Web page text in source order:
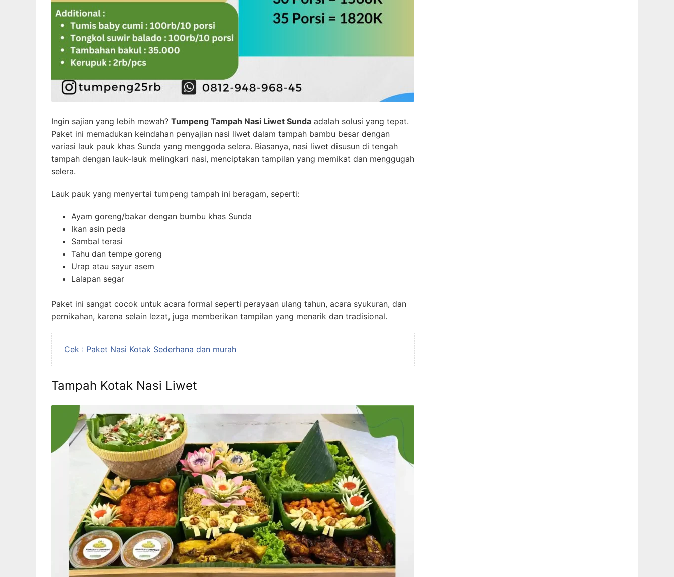
Ingin sajian yang lebih mewah? Tumpeng Tampah Nasi Liwet Sunda adalah solusi yang tepat.
Paket ini memadukan keindahan penyajian nasi liwet dalam tampah bambu besar dengan
variasi lauk pauk khas Sunda yang menggoda selera. Biasanya, nasi liwet disusun di tengah
tampah dengan lauk-lauk melingkari nasi, menciptakan tampilan yang memikat dan menggugah
selera.
Lauk pauk yang menyertai tumpeng tampah ini beragam, seperti:
Ayam goreng/bakar dengan bumbu khas Sunda
Ikan asin peda
Sambal terasi
Tahu dan tempe goreng
Urap atau sayur asem
Lalapan segar
Paket ini sangat cocok untuk acara formal seperti perayaan ulang tahun, acara syukuran, dan
pernikahan, karena selain lezat, juga memberikan tampilan yang menarik dan tradisional.
Cek : Paket Nasi Kotak Sederhana dan murah
Tampah Kotak Nasi Liwet